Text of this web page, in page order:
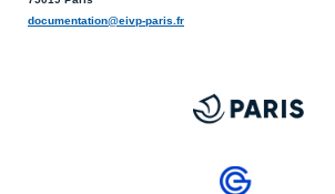
documentation@eivp-paris.fr